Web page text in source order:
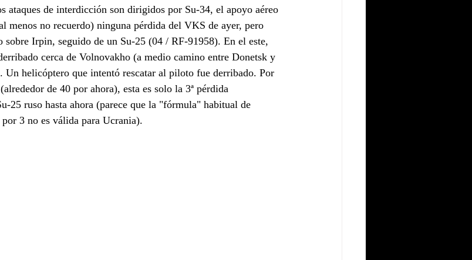
ataques de interdicción son dirigidos por Su-34, el apoyo aéreo
menos no recuerdo) ninguna pérdida del VKS de ayer, pero
Irpin, seguido de un Su-25 (04 / RF-91958). En el este,
cerca de Volnovakho (a medio camino entre Donetsk y
helicóptero que intentó rescatar al piloto fue derribado. Por
de 40 por ahora), esta es solo la 3ª pérdida
25 ruso hasta ahora (parece que la "fórmula" habitual de
3 no es válida para Ucrania).